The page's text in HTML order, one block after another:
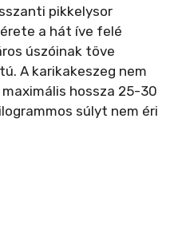
pikkelysor
a hát íve felé
úszóinak töve
A karikakeszeg nem
hossza 25-30
súlyt nem éri